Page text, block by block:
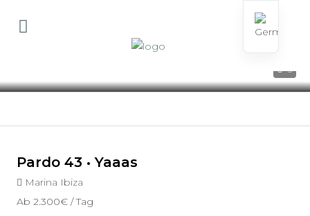
5
Pardo 43 • Yaaas
Marina Ibiza
Ab 2.300€ / Tag